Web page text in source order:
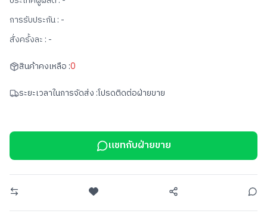
การรับประกัน : -
สั่งครั้งละ : -
สินค้าคงเหลือ :0
ระยะเวลาในการจัดส่ง :โปรดติดต่อฝ่ายขาย
แชทกับฝ่ายขาย